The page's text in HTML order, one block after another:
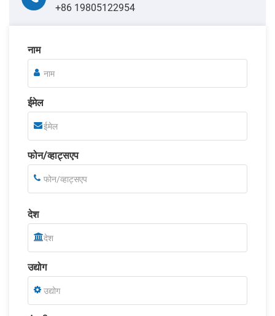
+86 19805122954
नाम
ईमेल
फोन/व्हाट्सएप
देश
उद्योग